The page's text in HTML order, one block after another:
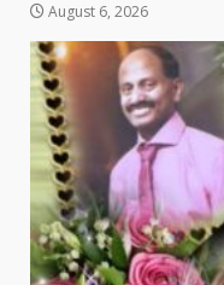
August 6, 2026